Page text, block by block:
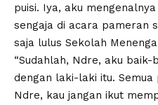
puisi. Iya, aku
sengaja di acara pameran
saja lulus Sekolah
“Sudahlah, Ndre, aku
dengan laki-laki itu.
Ndre, kau jangan ikut